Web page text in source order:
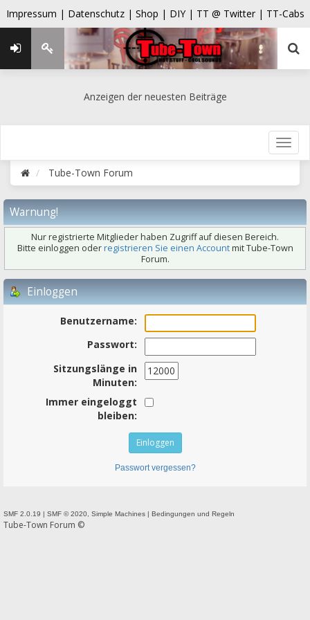
Impressum | Datenschutz | Shop | DIY | TT @ Twitter | TT-Cabs
Anzeigen der neuesten Beiträge
Tube-Town Forum
Warnung!
Nur registrierte Mitglieder haben Zugriff auf diesen Bereich.
Bitte einloggen oderregistrieren Sie einen Accountmit Tube-Town
Forum.
Einloggen
Benutzername:
Passwort:
Sitzungslänge in
Minuten:
Immer eingeloggt
bleiben:
Passwort vergessen?
SMF 2.0.19 | SMF © 2020 Simple Machines | Bedingungen und Regeln
Tube-Town Forum ©